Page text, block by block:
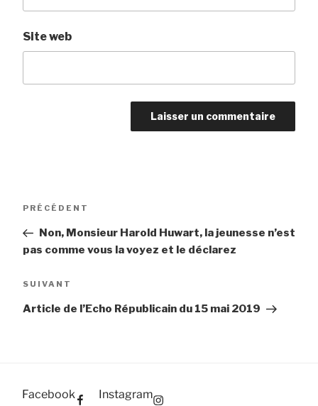
Site web
l’article
Article
PRÉCÉDENT
Non, Monsieur Harold Huwart, la jeunesse n’est
pas comme vous la voyez et le déclarez
Article
SUIVANT
Article de l’Echo Républicain du 15 mai 2019
Facebook Instagram